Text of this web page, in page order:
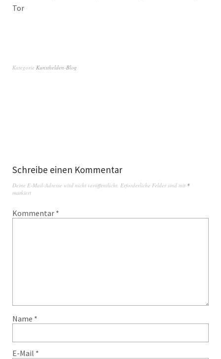
Tor
Kategorie Kunsthelden-Blog
Schreibe einen Kommentar
Deine E-Mail-Adresse wird nicht veröffentlicht. Erforderliche Felder sind mit *
markiert
Kommentar *
Name *
E-Mail *